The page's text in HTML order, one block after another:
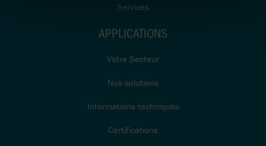
Services
APPLICATIONS
Votre Secteur
Nos solutions
Informations techniques
Certifications